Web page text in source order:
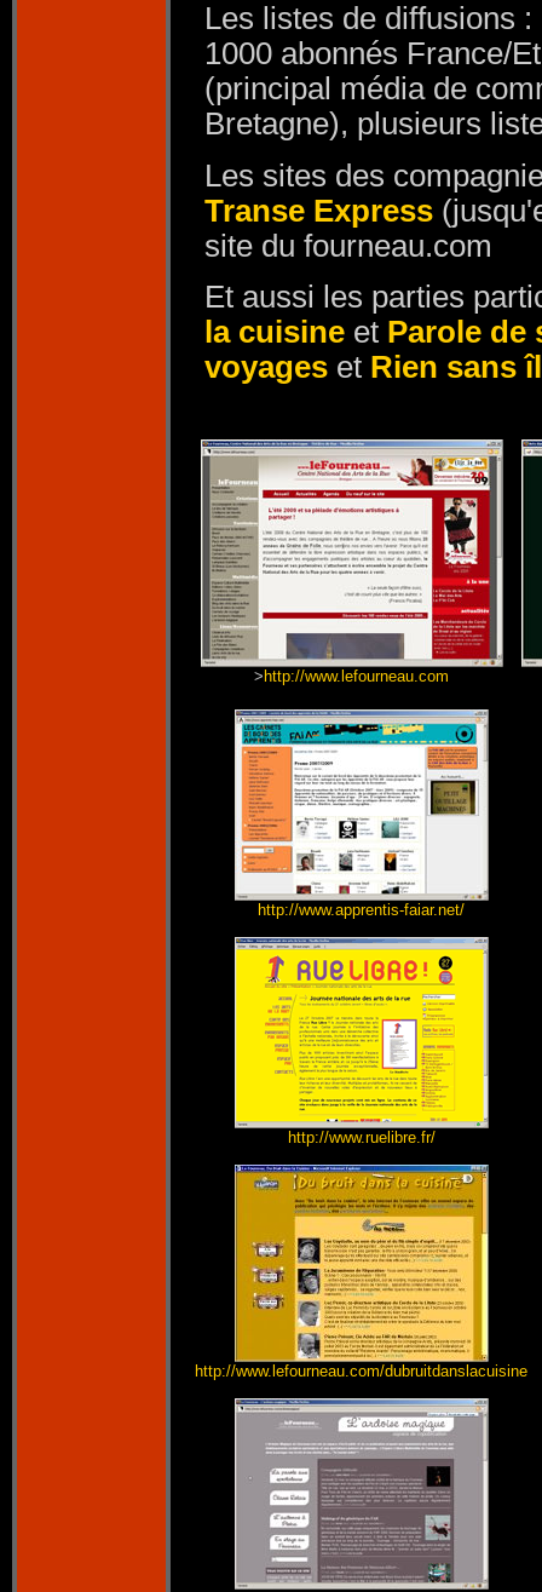
Les listes de diffusions :
1000 abonnés France/
(principal média de
Bretagne), plusieurs
Les sites des
Transe Express
site du fourneau.com
Et aussi les parties
la cuisine et Parole de
voyages et Rien sans
> http://www.lefourneau.com
http://www.apprentis-faiar.net/
http://www.ruelibre.fr/
http://www.lefourneau.com/dubruitdanslacuisine